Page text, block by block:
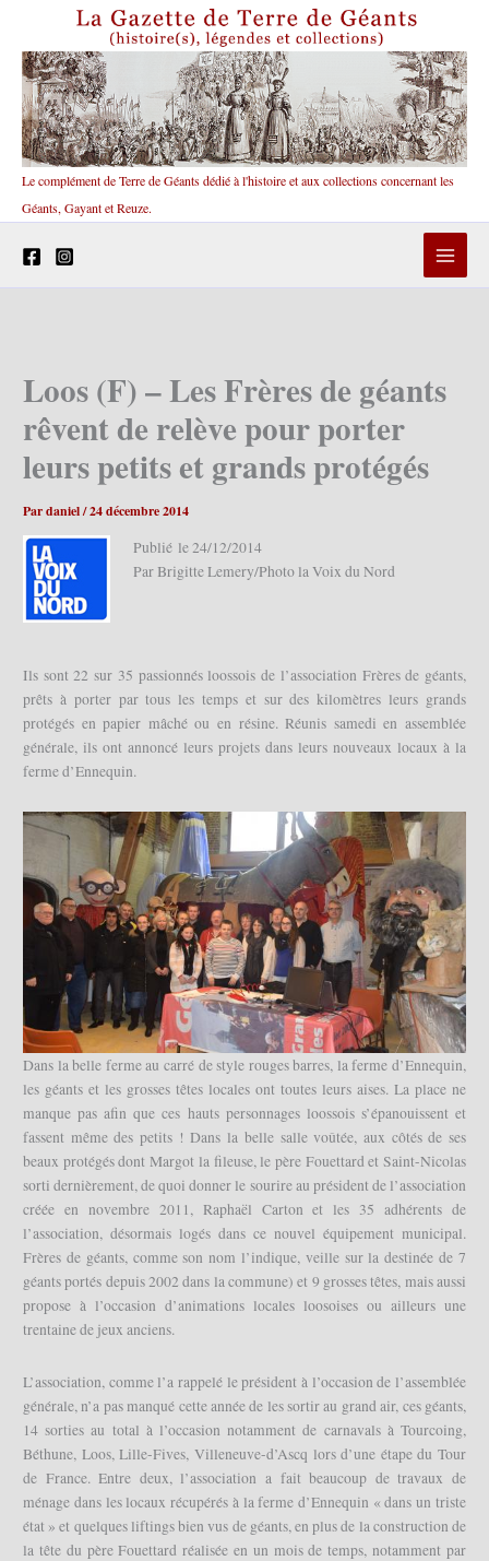
contenu
Le complément de Terre de Géants dédié à l'histoire et aux collections concernant les
Géants, Gayant et Reuze.
Loos (F) – Les Frères de géants
rêvent de relève pour porter
leurs petits et grands protégés
Pardaniel/24 décembre 2014
Publiéle 24/12/2014
Par Brigitte Lemery/Photo la Voix du Nord
Ils sont 22 sur 35 passionnés loossois de l’association Frères de géants,
prêts à porter par tous les temps et sur des kilomètres leurs grands
protégés en papier mâché ou en résine. Réunis samedi en assemblée
générale, ils ont annoncé leurs projets dans leurs nouveaux locaux à la
ferme d’Ennequin.
Dans la belle ferme au carré de style rouges barres, la ferme d’Ennequin,
les géants et les grosses têtes locales ont toutes leurs aises. La place ne
manque pas afin que ces hauts personnages loossois s’épanouissent et
fassent même des petits ! Dans la belle salle voûtée, aux côtés de ses
beaux protégés dont Margot la fileuse, le père Fouettard et Saint-Nicolas
sorti dernièrement, de quoi donner le sourire au président de l’association
créée en novembre 2011, Raphaël Carton et les 35 adhérents de
l’association, désormais logés dans ce nouvel équipement municipal.
Frères de géants, comme son nom l’indique, veille sur la destinée de 7
géants portés depuis 2002 dans la commune) et 9 grosses têtes, mais aussi
propose à l’occasion d’animations locales loosoises ou ailleurs une
trentaine de jeux anciens.
L’association, comme l’a rappelé le président à l’occasion de l’assemblée
générale, n’a pas manqué cette année de les sortir au grand air, ces géants,
14 sorties au total à l’occasion notamment de carnavals à Tourcoing,
Béthune, Loos, Lille-Fives, Villeneuve-d’Ascq lors d’une étape du Tour
de France. Entre deux, l’association a fait beaucoup de travaux de
ménage dans les locaux récupérés à la ferme d’Ennequin « dans un triste
état » et quelques liftings bien vus de géants, en plus de la construction de
la tête du père Fouettard réalisée en un mois de temps, notamment par